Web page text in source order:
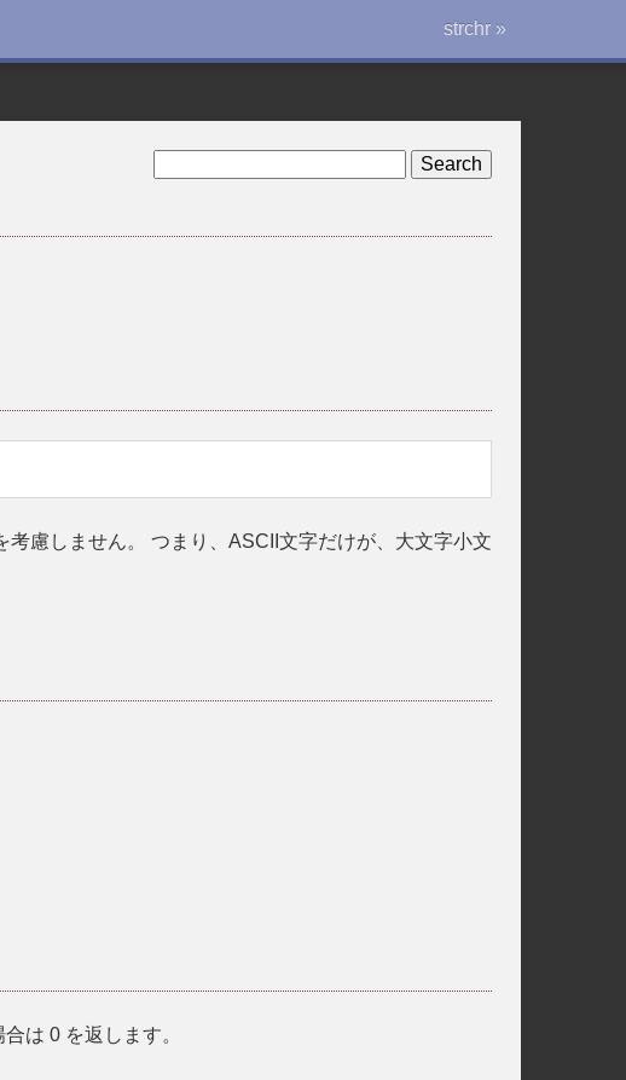
strchr »
慮しません。 つまり、ASCII文字だけが、大文字小文
は 0 を返します。